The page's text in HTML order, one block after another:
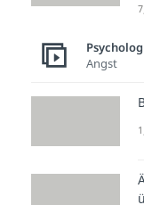
Angst